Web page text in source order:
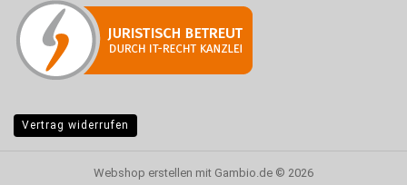
Vertrag widerrufen
Webshop erstellen mit Gambio.de © 2026